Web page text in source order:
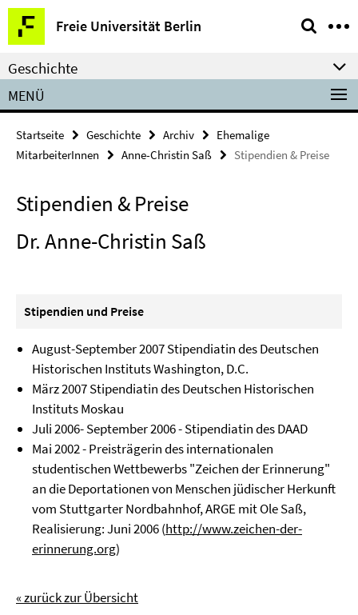
Springe
direkt
zu
Inhalt
Freie Universität Berlin
Service-
Navigation
Geschichte
MENÜ
Startseite Geschichte Archiv
Ehemalige
MitarbeiterInnen
Anne-Christin Saß Stipendien & Preise
Stipendien & Preise
Dr. Anne-Christin Saß
Stipendien und Preise
August-September 2007 Stipendiatin des Deutschen
Historischen Instituts Washington, D.C.
März 2007 Stipendiatin des Deutschen Historischen
Instituts Moskau
Juli 2006- September 2006 - Stipendiatin des DAAD
Mai 2002 - Preisträgerin des internationalen
studentischen Wettbewerbs "Zeichen der Erinnerung"
an die Deportationen von Menschen jüdischer Herkunft
vom Stuttgarter Nordbahnhof, ARGE mit Ole Saß,
Realisierung: Juni 2006 (http://www.zeichen-der-
erinnerung.org)
« zurück zur Übersicht